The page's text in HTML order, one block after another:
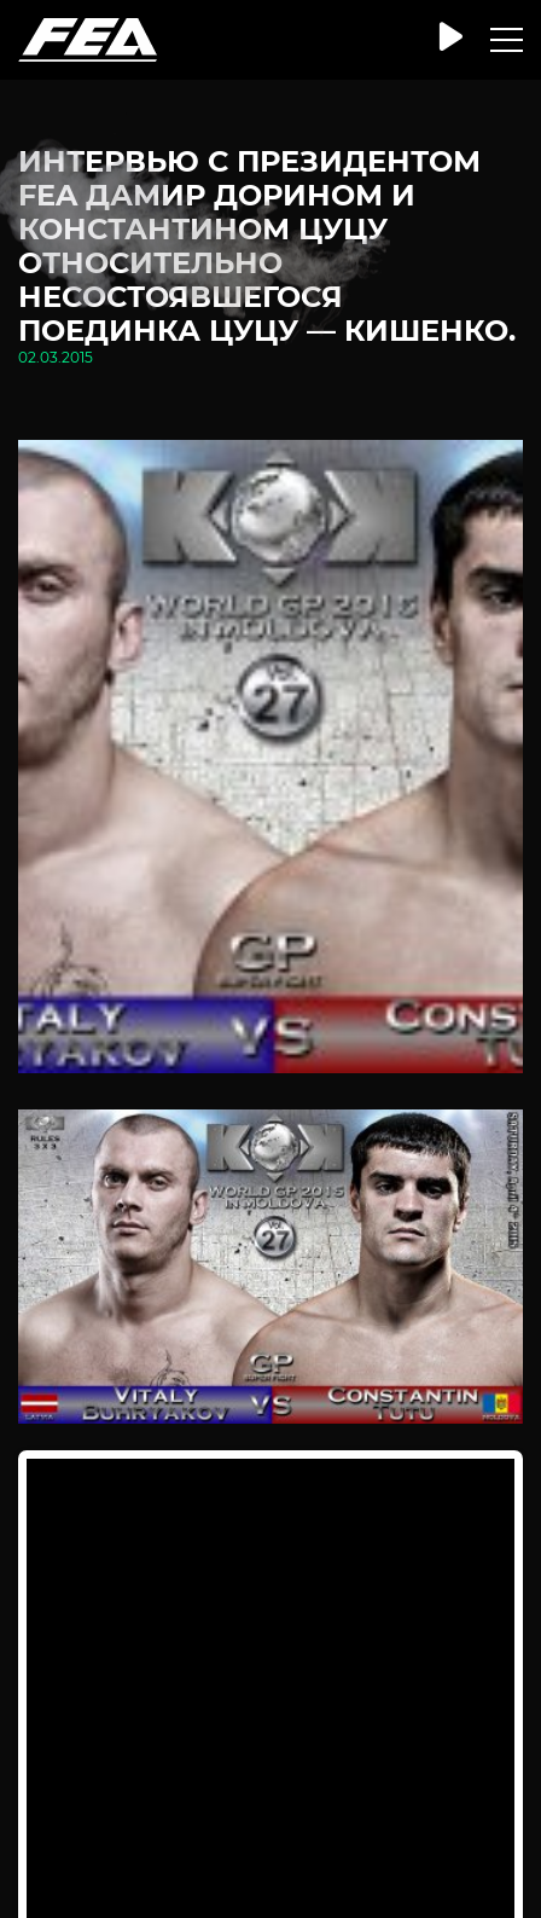
ИНТЕРВЬЮ С ПРЕЗИДЕНТОМ
FEA ДАМИР ДОРИНОМ И
КОНСТАНТИНОМ ЦУЦУ
ОТНОСИТЕЛЬНО
НЕСОСТОЯВШЕГОСЯ
ПОЕДИНКА ЦУЦУ — КИШЕНКО.
02.03.2015